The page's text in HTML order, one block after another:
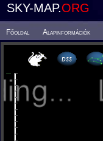
SKY-MAP.ORG
Főoldal Alapinformációk